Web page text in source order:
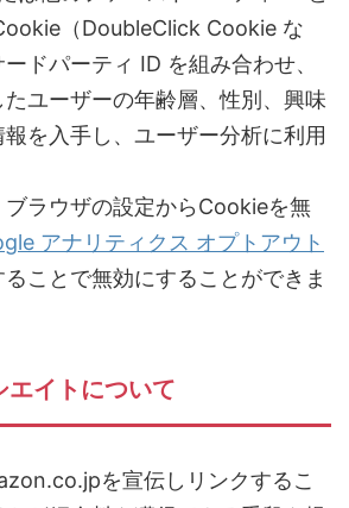
（DoubleClick Cookie な
ドパーティ ID を組み合わせ、
ユーザーの年齢層、性別、興味
を入手し、ユーザー分析に利用
ブラウザの設定からCookieを無
アナリティクス オプトアウト
ることで無効にすることができま
イトについて
を宣伝しリンクするこ